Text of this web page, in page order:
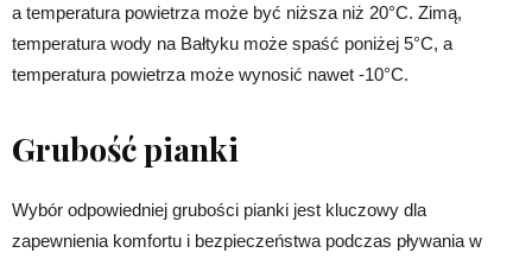
a temperatura powietrza może być niższa niż 20°C. Zimą,
temperatura wody na Bałtyku może spaść poniżej 5°C, a
temperatura powietrza może wynosić nawet -10°C.
Grubość pianki
Wybór odpowiedniej grubości pianki jest kluczowy dla
zapewnienia komfortu i bezpieczeństwa podczas pływania w